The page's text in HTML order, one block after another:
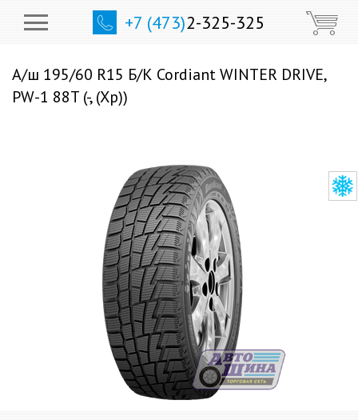
+7 (473)2-325-325
А/ш 195/60 R15 Б/К Cordiant WINTER DRIVE,
PW-1 88T (-, (Хр))